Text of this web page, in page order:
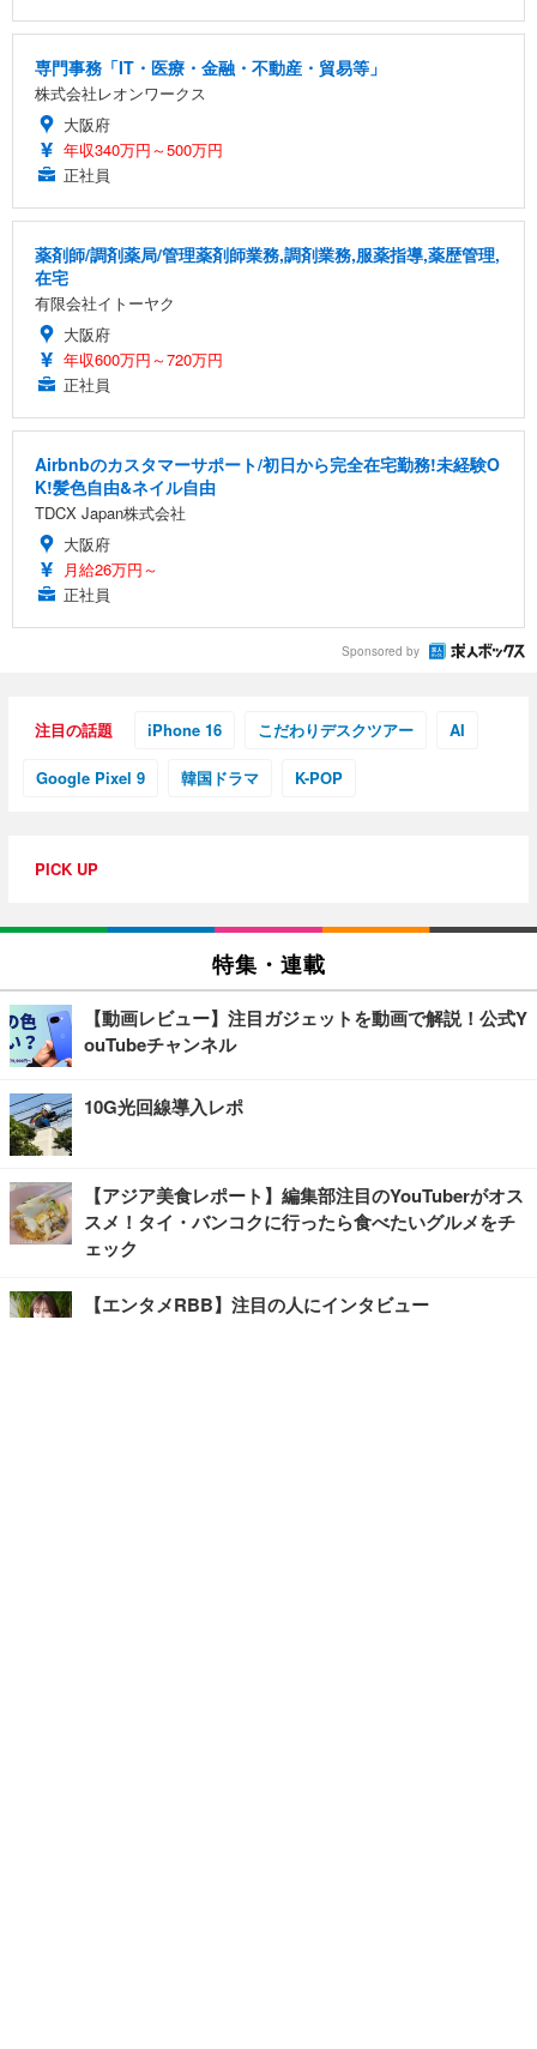
専門事務「IT・医療・金融・不動産・貿易等」
株式会社レオンワークス
大阪府
年収340万円～500万円
正社員
薬剤師/調剤薬局/管理薬剤師業務,調剤業務,服薬指導,薬歴管理,
在宅
有限会社イトーヤク
大阪府
年収600万円～720万円
正社員
Airbnbのカスタマーサポート/初日から完全在宅勤務!未経験O
K!髪色自由&ネイル自由
TDCX Japan株式会社
大阪府
月給26万円～
正社員
Sponsored by
注目の話題 iPhone 16 こだわりデスクツアー AI
Google Pixel 9 韓国ドラマ K-POP
PICK UP
特集・連載
【動画レビュー】注目ガジェットを動画で解説！公式Y
ouTubeチャンネル
10G光回線導入レポ
【アジア美食レポート】編集部注目のYouTuberがオス
スメ！タイ・バンコクに行ったら食べたいグルメをチ
ェック
【エンタメRBB】注目の人にインタビュー